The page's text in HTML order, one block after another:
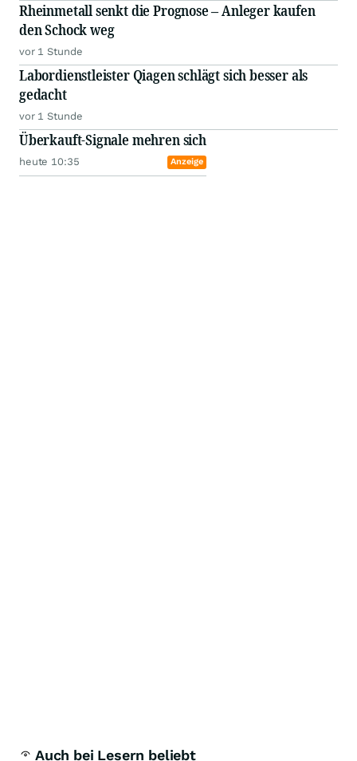
Rheinmetall senkt die Prognose – Anleger kaufen
den Schock weg
vor 1 Stunde
Labordienstleister Qiagen schlägt sich besser als
gedacht
vor 1 Stunde
Überkauft-Signale mehren sich
heute 10:35 Anzeige
Auch bei Lesern beliebt